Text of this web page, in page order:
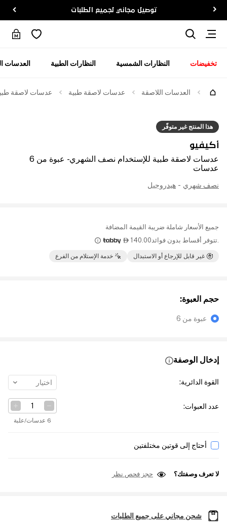
توصيل مجاني لجميع الطلبات
تخفيضات النظارات الشمسية النظارات الطبية العدسات
العدسات اللاصقة عدسات لاصقة طبية عدسات لاصقة طبية
هذا المنتج غير متوفّر
أكيفيو
عدسات لاصقة طبية للإستخدام نصف الشهري - عبوة من 6
عدسات
نصف شهري - هيدروجيل
جميع الأسعار شاملة ضريبة القيمة المضافة
.تتوفر أقساط بدون فوائد140.00

غير قابل للإرجاع أو الاستبدال خدمة الإستلام من الفرع
حجم العبوة:
عبوة من 6
إدخال الوصفة
القوة الدائرية: اختيار
عدد العبوات:
6 عدسات/علبة
أحتاج إلى قوتين مختلفتين
لا تعرف وصفتك؟ حجز فحص نظر
شحن مجاني على جميع الطلبات